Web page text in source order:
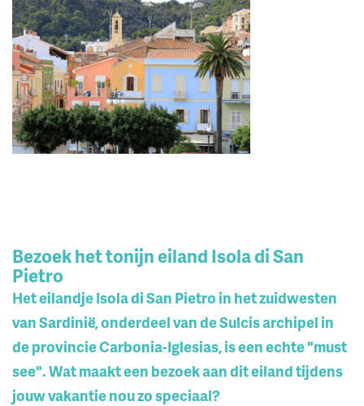
Bezoek het tonijn eiland Isola di San
Pietro
Het eilandje Isola di San Pietro in het zuidwesten
van Sardinië, onderdeel van de Sulcis archipel in
de provincie Carbonia-Iglesias, is een echte "must
see". Wat maakt een bezoek aan dit eiland tijdens
jouw vakantie nou zo speciaal?